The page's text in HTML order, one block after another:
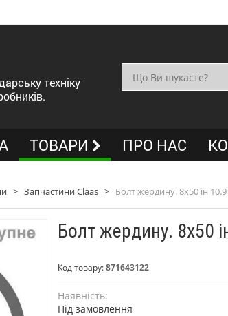
техніку
ТОВАРИ ПРО НАС
> Запчастини Claas > Болт жердину. 8х50 ін
Болт жердину. 8х50
Код товару:871643122
Наявність:
Під замовлення